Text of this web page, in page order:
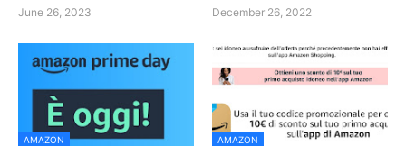
June 26, 2023 December 26, 2022
AMAZON AMAZON